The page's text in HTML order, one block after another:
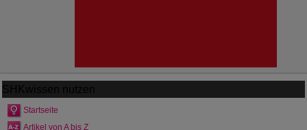
SHKwissen nutzen
Startseite
Artikel von A bis Z